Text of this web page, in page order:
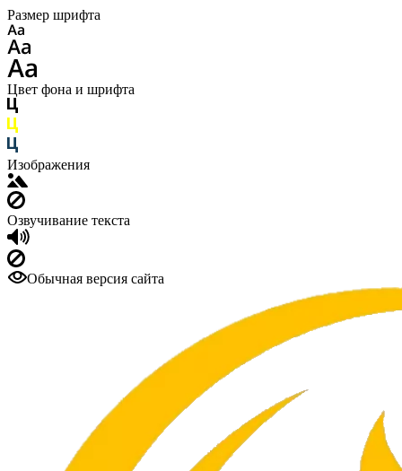
Размер шрифта
Цвет фона и шрифта
Изображения
Озвучивание текста
Обычная версия сайта